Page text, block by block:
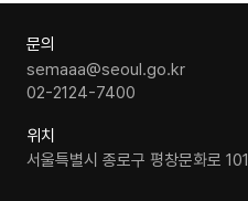
문의
semaaa@seoul.go.kr
02-2124-7400
위치
서울특별시 종로구 평창문화로 101